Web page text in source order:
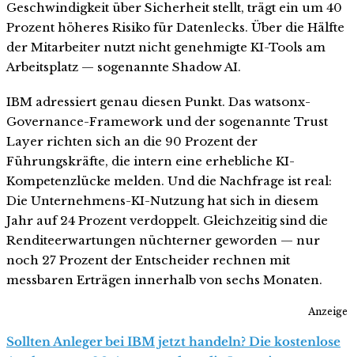
Geschwindigkeit über Sicherheit stellt, trägt ein um 40
Prozent höheres Risiko für Datenlecks. Über die Hälfte
der Mitarbeiter nutzt nicht genehmigte KI-Tools am
Arbeitsplatz — sogenannte Shadow AI.
IBM adressiert genau diesen Punkt. Das watsonx-
Governance-Framework und der sogenannte Trust
Layer richten sich an die 90 Prozent der
Führungskräfte, die intern eine erhebliche KI-
Kompetenzlücke melden. Und die Nachfrage ist real:
Die Unternehmens-KI-Nutzung hat sich in diesem
Jahr auf 24 Prozent verdoppelt. Gleichzeitig sind die
Renditeerwartungen nüchterner geworden — nur
noch 27 Prozent der Entscheider rechnen mit
messbaren Erträgen innerhalb von sechs Monaten.
Anzeige
Sollten Anleger bei IBM jetzt handeln? Die kostenlose